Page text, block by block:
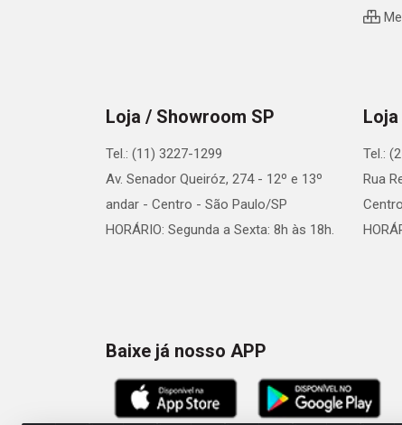
Loja / Showroom SP
Tel.: (11) 3227-1299
Av. Senador Queiróz, 274 - 12º e 13º
andar - Centro - São Paulo/SP
HORÁRIO: Segunda a Sexta: 8h às 18h.
Tel.:
Rua
Baixe já nosso APP